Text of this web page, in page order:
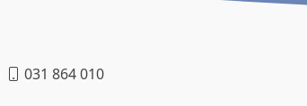
031 864 010